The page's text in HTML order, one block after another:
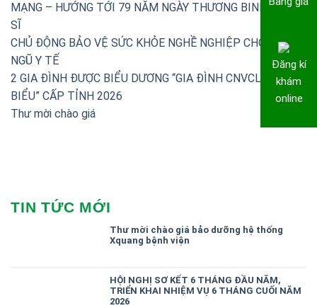
MẠNG – HƯỚNG TỚI 79 NĂM NGÀY THƯƠNG BINH – LIỆT
SĨ
CHỦ ĐỘNG BẢO VỆ SỨC KHỎE NGHỀ NGHIỆP CHO ĐỘI
NGŨ Y TẾ
2 GIA ĐÌNH ĐƯỢC BIỂU DƯƠNG “GIA ĐÌNH CNVCLĐ TIÊU
BIỂU” CẤP TỈNH 2026
Thư mời chào giá
TIN TỨC MỚI
Thư mời chào giá bảo dưỡng hệ thống
Xquang bệnh viện
HỘI NGHỊ SƠ KẾT 6 THÁNG ĐẦU NĂM,
TRIỂN KHAI NHIỆM VỤ 6 THÁNG CUỐI NĂM
2026
Đăng kí
khám
online